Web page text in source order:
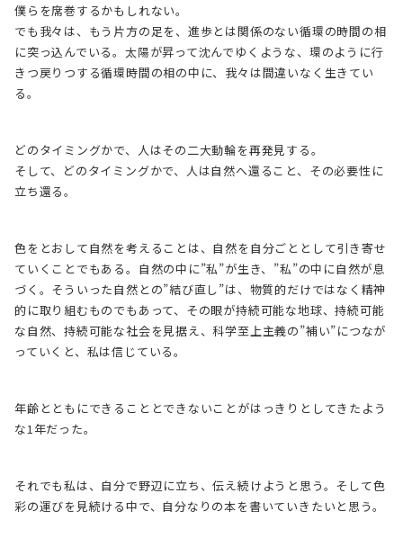
僕らを席巻するかもしれない。
でも我々は、もう片方の足を、進歩とは関係のない循環の時間の相
に突っ込んでいる。太陽が昇って沈んでゆくような、環のように行
きつ戻りつする循環時間の相の中に、我々は間違いなく生きてい
る。
どのタイミングかで、人はその二大動輪を再発見する。
そして、どのタイミングかで、人は自然へ還ること、その必要性に
立ち還る。
色をとおして自然を考えることは、自然を自分ごととして引き寄せ
ていくことでもある。自然の中に”私”が生き、”私”の中に自然が息
づく。そういった自然との”結び直し”は、物質的だけではなく精神
的に取り組むものでもあって、その眼が持続可能な地球、持続可能
な自然、持続可能な社会を見据え、科学至上主義の”補い”につなが
っていくと、私は信じている。
年齢とともにできることとできないことがはっきりとしてきたよう
な1年だった。
それでも私は、自分で野辺に立ち、伝え続けようと思う。そして色
彩の運びを見続ける中で、自分なりの本を書いていきたいと思う。